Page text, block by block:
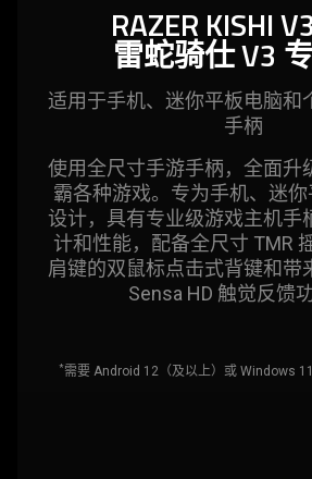
RAZER KISHI
雷蛇骑仕 V3
适用于手机、迷你平板电脑和
手柄
使用全尺寸手游手柄，全面升
霸各种游戏。专为手机、迷你
设计，具有专业级游戏主机手
计和性能，配备全尺寸 TMR
肩键的双鼠标点击式背键和带
Sensa HD 触觉反馈
*需要 Android 12（及以上）或 Windows 11